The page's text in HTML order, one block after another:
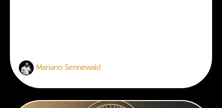
Mariano Sennewald